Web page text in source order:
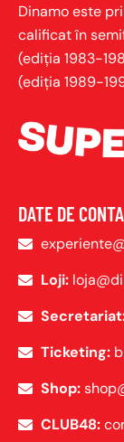
Dinamo este
calificat în
(ediţia 1983-
(ediţia 1989-
DATE DE
Loji:
Ticketing:
Shop:
CLUB48: